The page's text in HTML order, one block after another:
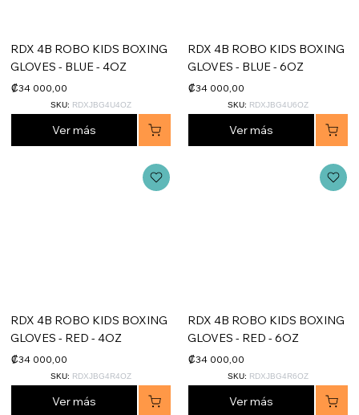
RDX 4B ROBO KIDS BOXING
GLOVES - BLUE - 4OZ
₡34 000,00
Ver más
SKU: RDXJBG4U4OZ
RDX 4B ROBO KIDS BOXING
GLOVES - BLUE - 6OZ
₡34 000,00
Ver más
SKU: RDXJBG4U6OZ
RDX 4B ROBO KIDS BOXING
GLOVES - RED - 4OZ
₡34 000,00
Ver más
SKU: RDXJBG4R4OZ
RDX 4B ROBO KIDS BOXING
GLOVES - RED - 6OZ
₡34 000,00
Ver más
SKU: RDXJBG4R6OZ